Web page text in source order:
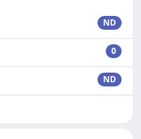
ND
0
ND